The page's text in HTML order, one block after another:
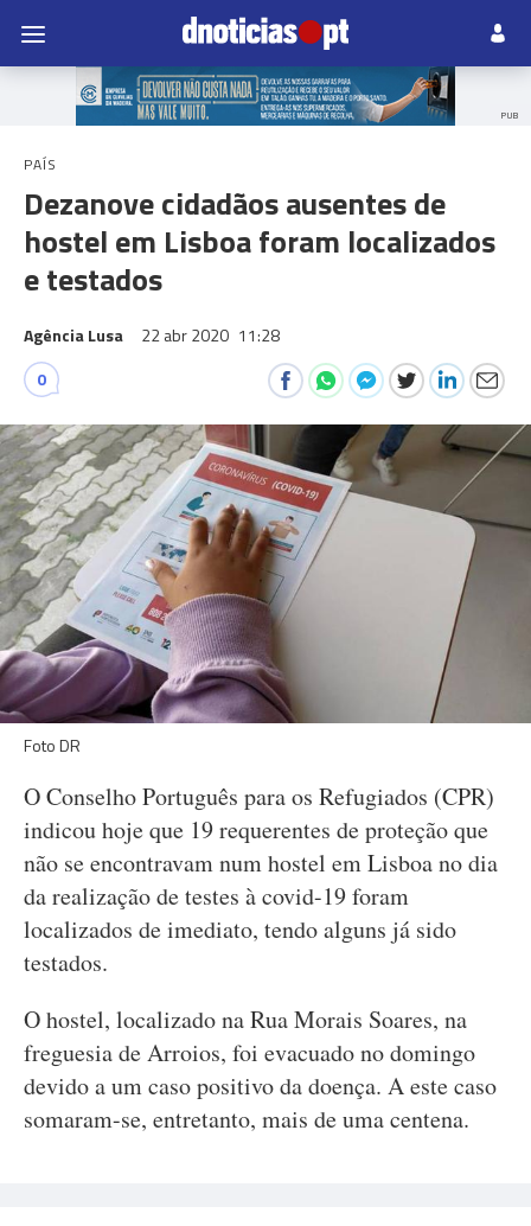
PUB
PAÍS
Dezanove cidadãos ausentes de
hostel em Lisboa foram localizados
e testados
Agência Lusa 22 abr 2020 11:28
0
Foto DR
O Conselho Português para os Refugiados (CPR)
indicou hoje que 19 requerentes de proteção que
não se encontravam num hostel em Lisboa no dia
da realização de testes à covid-19 foram
localizados de imediato, tendo alguns já sido
testados.
O hostel, localizado na Rua Morais Soares, na
freguesia de Arroios, foi evacuado no domingo
devido a um caso positivo da doença. A este caso
somaram-se, entretanto, mais de uma centena.